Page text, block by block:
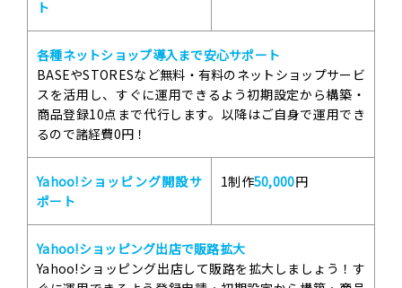
ト
各種ネットショップ導入まで安心サポート
BASEやSTORESなど無料・有料のネットショップサービ
スを活用し、すぐに運用できるよう初期設定から構築・
商品登録10点まで代行します。以降はご自身で運用でき
るので諸経費0円！
Yahoo!ショッピング開設サ
ポート
1制作50,000円
Yahoo!ショッピング出店で販路拡大
Yahoo!ショッピング出店して販路を拡大しましょう！す